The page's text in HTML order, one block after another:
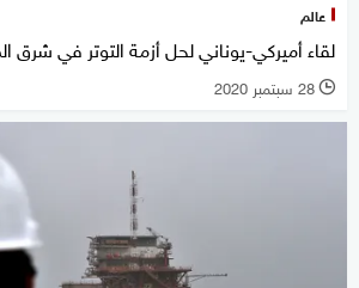
عالم
لقاء أميركي-يوناني لحل أزمة التوتر في شرق
l 28 سبتمبر 2020